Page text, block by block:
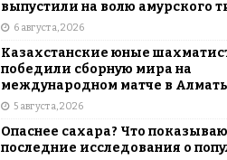
АЗИЯ
[ 6 августа, 2026 ] Astana
КАЗАХСТАН
выпустили на волю амурского
6 августа, 2026
Казахстанские юные
победили сборную мира на
международном матче в
5 августа, 2026
Опаснее сахара? Что
последние исследования о